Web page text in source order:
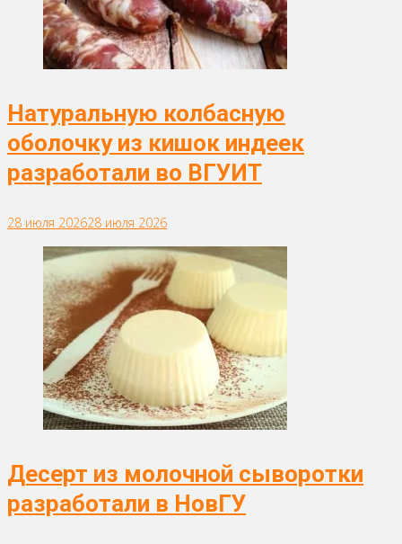
Натуральную колбасную
оболочку из кишок индеек
разработали во ВГУИТ
28 июля 202628 июля 2026
Десерт из молочной сыворотки
разработали в НовГУ